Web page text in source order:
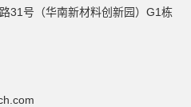
31号（华南新材料创新园）G1栋